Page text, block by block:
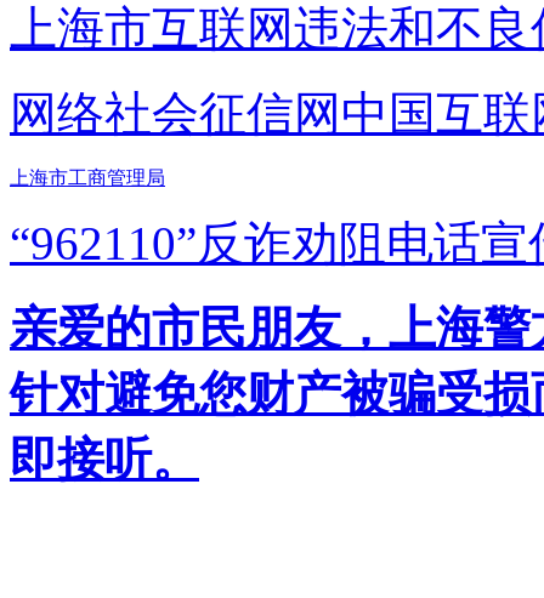
上海市互联网违法和不
网络社会征信网 中国互
上海市工商管理局
“962110”反诈劝阻电话宣
亲爱的市民朋友，上海
针对避免您财产被骗受
即接听。